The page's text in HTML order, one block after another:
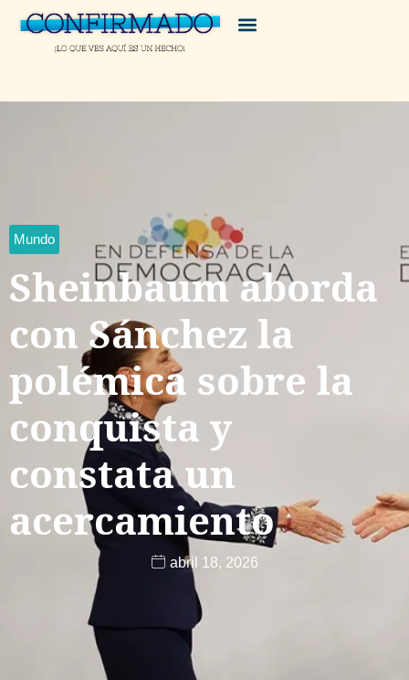
Mundo
Sheinbaum aborda
con Sánchez la
polémica sobre la
conquista y
constata un
acercamiento
abril 18, 2026